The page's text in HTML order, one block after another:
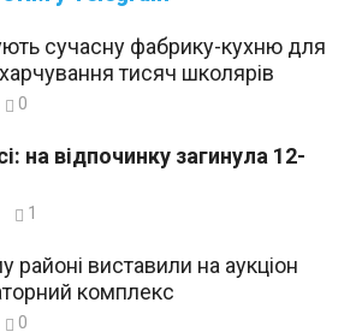
сучасну фабрику-кухню для
тисяч школярів
0
на відпочинку загинула 12-
1
районі виставили на аукціон
комплекс
0